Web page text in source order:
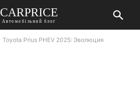
СARPRICE
Автомобільний блог
Toyota Prius PHEV 2025: Эволюция